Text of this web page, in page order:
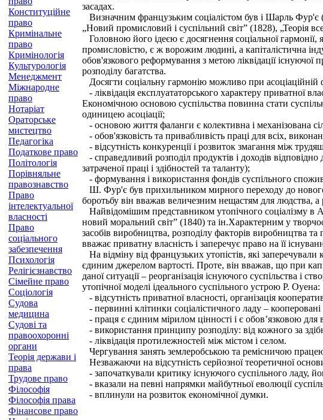
Конституційне
право
Кримінальне
право
Кримінологія
Культурологія
Менеджмент
Міжнародне
право
Нотаріат
Ораторське
мистецтво
Педагогіка
Податкове право
Політологія
Порівняльне
правознавство
Право
інтелектуальної
власності
Право
соціального
забезпечення
Психологія
Релігієзнавство
Сімейне право
Соціологія
Судова
медицина
Судові та
правоохоронні
органи
Теорія держави і
права
Трудове право
Філософія
Філософія права
Фінансове право
засадах.
Визначним французьким соціалістом був і Шарль Фур'є
„Новий промисловий і суспільний світ” (1828), „Теорія
Головною його ідеєю є досягнення соціальної гармонії,
промисловістю, є ж ворожим людині, а капіталістична
обов'язкового реформування з метою ліквідації
розподілу багатства.
Досягти соціальну гармонію можливо при асоціаційній
- ліквідація експлуататорського характеру приватної
Економічною основою суспільства повинна стати
одиницею асоціації;
- основою життя фаланги є колективна і механізована
- обов'язковість та привабливість праці для всіх,
- відсутність конкуренції і розвиток змагання між
- справедливий розподіл продуктів і доходів
затраченої праці і здібностей та таланту);
- формування і використання фондів суспільного
Ш. Фур'є був прихильником мирного переходу до нового
боротьбу він вважав величезним нещастям для людства, а
Найвідомішим представником утопічного соціалізму в
новий моральний світ” (1840) та ін.Характерним у
засобів виробництва, розподілу факторів виробництва
вважає приватну власність і заперечує право на її
На відміну від французьких утопістів, які
єдиним джерелом вартості. Проте, він вважав, що при
даної ситуації – реорганізація існуючого суспільства і
утопічної моделі ідеального суспільного устрою Р. Оуена:
- відсутність приватної власності, організація
- первинні клітинки соціалістичного ладу –
- праця є єдиним мірилом цінності і є обов’язковою для
- використання принципу розподілу: від кожного за
- ліквідація протилежностей між містом і селом.
Чергування занять землеробською та ремісничою
Незважаючи на відсутність серйозної теоретичної
- започаткували критику існуючого суспільного ладу,
- вказали на певні напрямки майбутньої еволюції
- вплинули на розвиток економічної думки.